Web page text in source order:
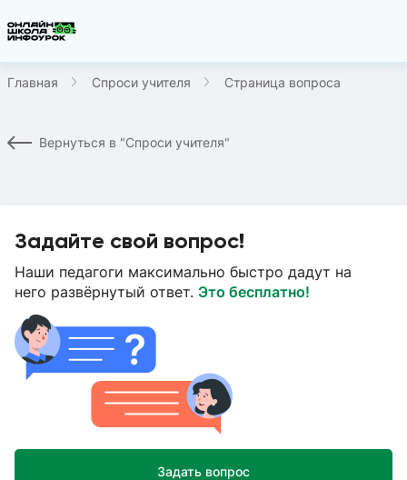
Главная Спроси учителя Страница вопроса
Вернуться в "Спроси учителя"
Задайте свой вопрос!
Наши педагоги максимально быстро дадут на
него развёрнутый ответ. Это бесплатно!
Задать вопрос